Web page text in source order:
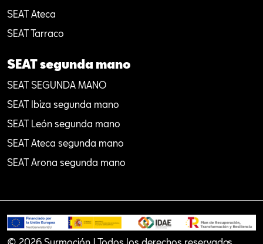
SEAT Ateca
SEAT Tarraco
SEAT segunda mano
SEAT SEGUNDA MANO
SEAT Ibiza segunda mano
SEAT León segunda mano
SEAT Ateca segunda mano
SEAT Arona segunda mano